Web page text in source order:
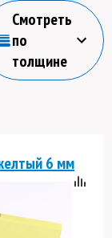
Смотреть
по
толщине
6 мм